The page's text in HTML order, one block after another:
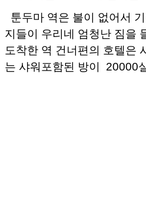
툰두마 역은 불이 없어서
지들이 우리네 엄청난 짐을
도착한 역 건너편의 호텔은
는 샤워포함된 방이 20000